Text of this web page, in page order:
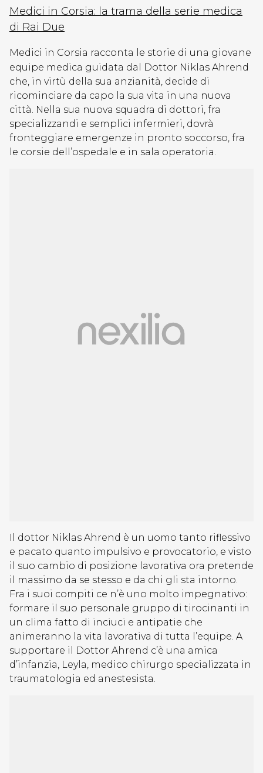
Medici in Corsia: la trama della serie medica
di Rai Due
Medici in Corsia racconta le storie di una giovane
equipe medica guidata dal Dottor Niklas Ahrend
che, in virtù della sua anzianità, decide di
ricominciare da capo la sua vita in una nuova
città. Nella sua nuova squadra di dottori, fra
specializzandi e semplici infermieri, dovrà
fronteggiare emergenze in pronto soccorso, fra
le corsie dell’ospedale e in sala operatoria.
Il dottor Niklas Ahrend è un uomo tanto riflessivo
e pacato quanto impulsivo e provocatorio, e visto
il suo cambio di posizione lavorativa ora pretende
il massimo da se stesso e da chi gli sta intorno.
Fra i suoi compiti ce n’è uno molto impegnativo:
formare il suo personale gruppo di tirocinanti in
un clima fatto di inciuci e antipatie che
animeranno la vita lavorativa di tutta l’equipe. A
supportare il Dottor Ahrend c’è una amica
d’infanzia, Leyla, medico chirurgo specializzata in
traumatologia ed anestesista.